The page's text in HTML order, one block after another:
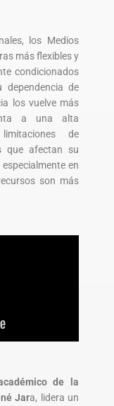
los Medios
más flexibles y
condicionados
de
los vuelve más
a una alta
de
que afectan su
en
son más
de la
Jara, lidera un